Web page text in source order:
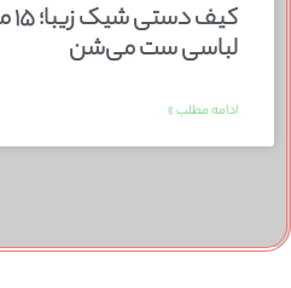
لباسی ست می‌شن
ادامه مطلب »